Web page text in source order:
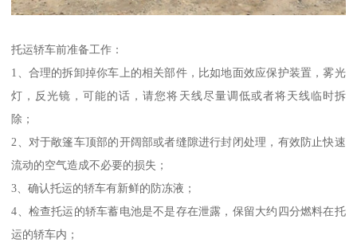
托运轿车前准备工作：
1、合理的拆卸掉你车上的相关部件，比如地面效应保护装置，雾光
灯，反光镜，可能的话，请您将天线尽量调低或者将天线临时拆
除；
2、对于敞篷车顶部的开阔部或者缝隙进行封闭处理，有效防止快速
流动的空气造成不必要的损失；
3、确认托运的轿车有新鲜的防冻液；
4、检查托运的轿车蓄电池是不是存在泄露，保留大约四分燃料在托
运的轿车内；